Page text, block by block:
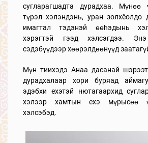
сугларагшадта дурадхаа. Мүнөө
түрэл хэлэндэнь, уран золхёолдо
имагтал тэдэнэй өөһэдынь
хэрэгтэй гээд хэлсэгдээ.
сэдэбүүдээр хөөрэлдөөнүүд
Мүн тиихэдэ Анаа дасанай
дурадхалаар хори буряад
эдэбхи ехэтэй нютагаархид
хэлээр хамтын ехэ мүрысөө
хэлсэбэд.